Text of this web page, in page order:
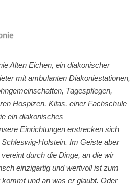
Alten Eichen, ein diakonischer
mit ambulanten Diakoniestationen,
Tagespflegen,
Hospizen, Kitas, einer Fachschule
ein diakonisches
Einrichtungen erstrecken sich
Holstein. Im Geiste aber
durch die Dinge, an die wir
einzigartig und wertvoll ist zum
und an was er glaubt. Oder